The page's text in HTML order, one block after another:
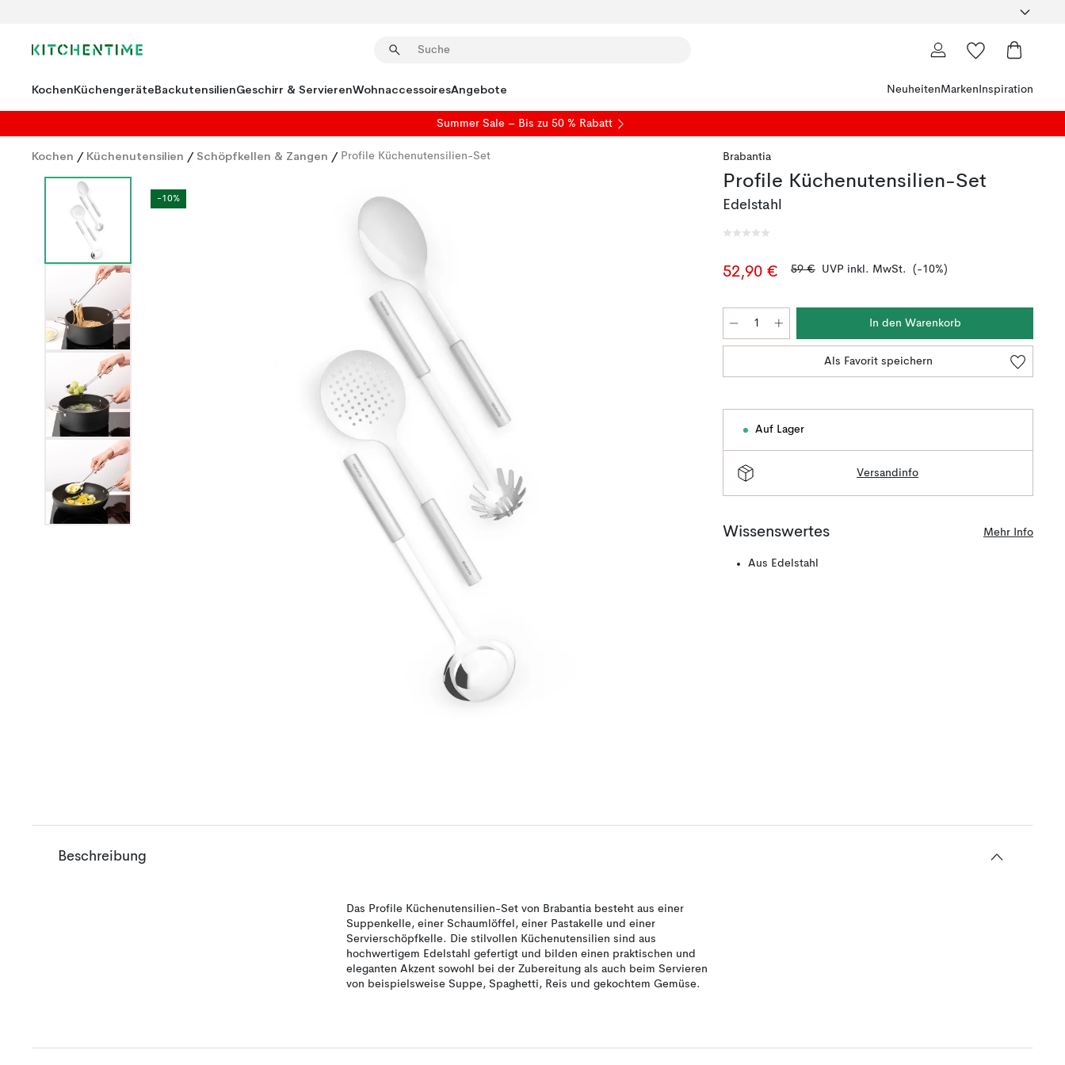
KochenKüchengeräteBackutensilienGeschirr & ServierenWohnaccessoiresAngebote NeuheitenMarken Inspiration
Summer Sale – Bis zu 50 % Rabatt
Kochen / Küchenutensilien / Schöpfkellen & Zangen / Profile Küchenutensilien-Set
-10%
Brabantia
Profile Küchenutensilien-Set
Edelstahl
52,90 € 59 € UVP inkl. MwSt. (-10%)
In den Warenkorb
Als Favorit speichern
Auf Lager
Versandinfo
Wissenswertes Mehr Info
Aus Edelstahl
Beschreibung
Das Profile Küchenutensilien-Set von Brabantia besteht aus einer
Suppenkelle, einer Schaumlöffel, einer Pastakelle und einer
Servierschöpfkelle. Die stilvollen Küchenutensilien sind aus
hochwertigem Edelstahl gefertigt und bilden einen praktischen und
eleganten Akzent sowohl bei der Zubereitung als auch beim Servieren
von beispielsweise Suppe, Spaghetti, Reis und gekochtem Gemüse.